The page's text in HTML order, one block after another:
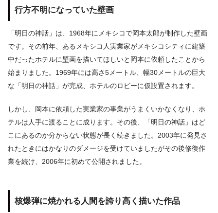
行方不明になっていた壁画
「明日の神話」は、1968年にメキシコで岡本太郎が制作した壁画
です。その前年、あるメキシコ人実業家がメキシコシティに建築
中だったホテルに壁画を描いてほしいと岡本に依頼したことから
始まりました。1969年には高さ5メートル、幅30メートルの巨大
な「明日の神話」が完成、ホテルのロビーに仮設置されます。
しかし、岡本に依頼した実業家の事業がうまくいかなくなり、ホ
テルは人手に渡ることに成ります。その後、「明日の神話」はど
こにあるのか分からない状態が長く続きました。2003年に発見さ
れたときにはかなりのダメージを受けていましたがその後修復作
業を続け、2006年に初めて公開されました。
核爆弾に焼かれる人間を誇り高く描いた作品